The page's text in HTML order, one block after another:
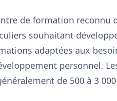
de formation reconnu
souhaitant
adaptées aux
personnel.
de 500 à 3